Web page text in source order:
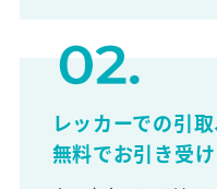
レッカーでの引
無料でお引き受け